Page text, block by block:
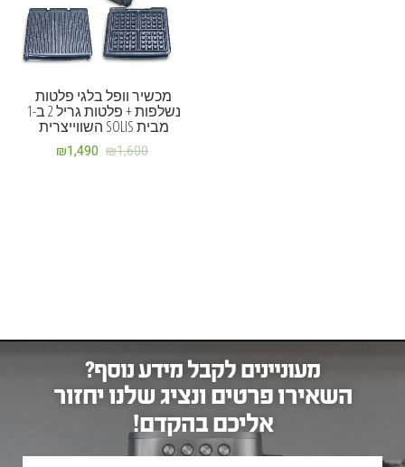
מכשיר וופל בלגי פלטות
נשלפות + פלטות גריל 2 ב-1
מבית SOLIS השווייצרית
₪1,600
₪1,490
מעוניינים לקבל מידע נוסף?
השאירו פרטים ונציג שלנו יחזור
אליכם בהקדם!